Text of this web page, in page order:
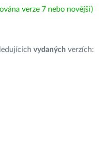
verze 7 nebo novější)
vydaných verzích: